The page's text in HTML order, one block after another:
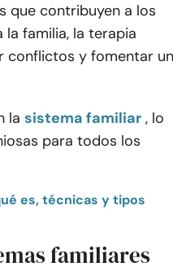
que contribuyen a los
familia, la terapia
conflictos y fomentar un
la sistema familiar , lo
para todos los
es, técnicas y tipos
familiares